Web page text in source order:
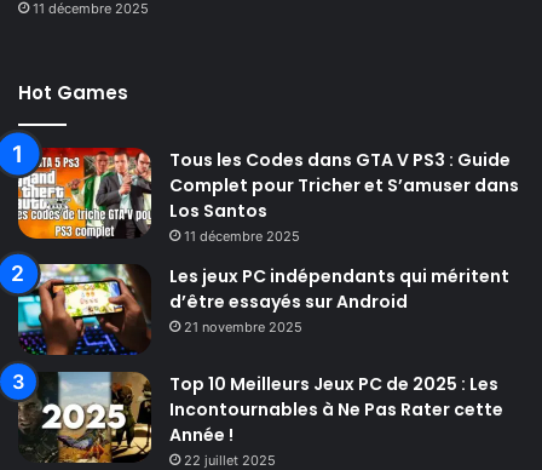
11 décembre 2025
Hot Games
Tous les Codes dans GTA V PS3 : Guide
Complet pour Tricher et S’amuser dans
Los Santos
11 décembre 2025
Les jeux PC indépendants qui méritent
d’être essayés sur Android
21 novembre 2025
Top 10 Meilleurs Jeux PC de 2025 : Les
Incontournables à Ne Pas Rater cette
Année !
22 juillet 2025